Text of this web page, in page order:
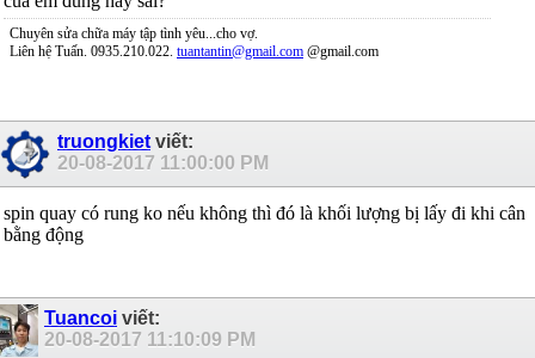
Chuyên sửa chữa máy tập tình yêu...cho vợ.
Liên hệ Tuấn. 0935.210.022. tuantantin@gmail.com @gmail.com
truongkiet viết:
20-08-2017 11:00:00 PM
spin quay có rung ko nếu không thì đó là khối lượng bị lấy đi khi cân
bằng động
Tuancoi viết:
20-08-2017 11:10:09 PM